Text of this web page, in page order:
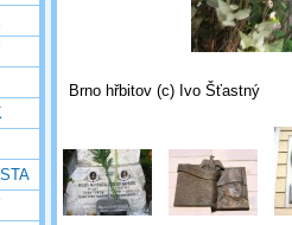
Brno hřbitov (c) Ivo Šťastný